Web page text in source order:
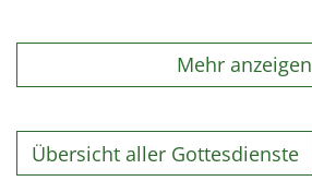
Mehr anzeigen
Übersicht aller Gottesdienste